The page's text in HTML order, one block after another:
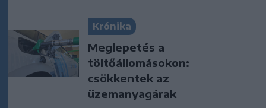
Krónika
Meglepetés a
töltőállomásokon:
csökkentek az
üzemanyagárak